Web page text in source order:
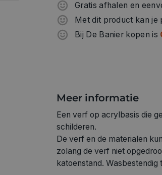
Gratis afhalen en
Met dit product kan je
Bij De Banier kopen is
Meer informatie
Een verf op acrylbasis die
schilderen.
De verf en de materialen
zolang de verf niet
katoenstand. Wasbestendig